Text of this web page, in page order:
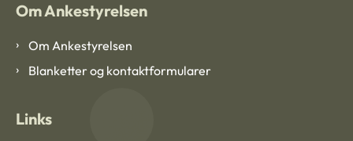
Om Ankestyrelsen
Om Ankestyrelsen
Blanketter og kontaktformularer
Links